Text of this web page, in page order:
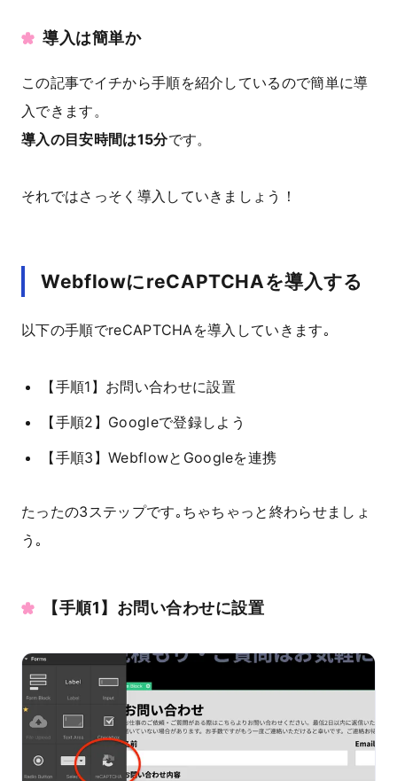
導入は簡単か
この記事でイチから手順を紹介しているので簡単に導
入できます。
導入の目安時間は15分です。
それではさっそく導入していきましょう！
WebflowにreCAPTCHAを導入する
以下の手順でreCAPTCHAを導入していきます｡
【手順1】お問い合わせに設置
【手順2】Googleで登録しよう
【手順3】WebflowとGoogleを連携
たったの3ステップです｡ちゃちゃっと終わらせましょ
う｡
【手順1】お問い合わせに設置